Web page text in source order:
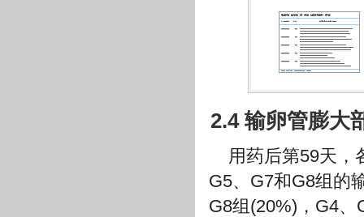
2.4 输卵管膨大
用药后第59天，
G5、G7和G8组的
G8组(20%)，G4